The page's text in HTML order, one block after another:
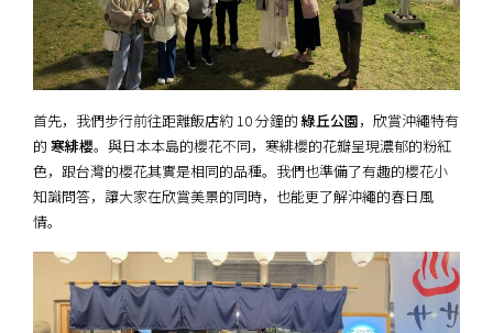
首先，我們步行前往距離飯店約 10 分鐘的 綠丘公園，欣賞沖繩特有
的 寒緋櫻。與日本本島的櫻花不同，寒緋櫻的花瓣呈現濃郁的粉紅
色，跟台灣的櫻花其實是相同的品種。我們也準備了有趣的櫻花小
知識問答，讓大家在欣賞美景的同時，也能更了解沖繩的春日風
情。